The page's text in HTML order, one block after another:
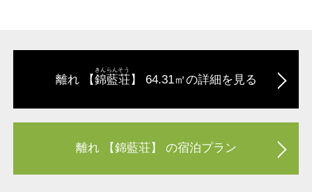
離れ 【錦藍荘
きんらんそう
】 64.31㎡の詳細を見る
離れ 【錦藍荘】 の宿泊プラン